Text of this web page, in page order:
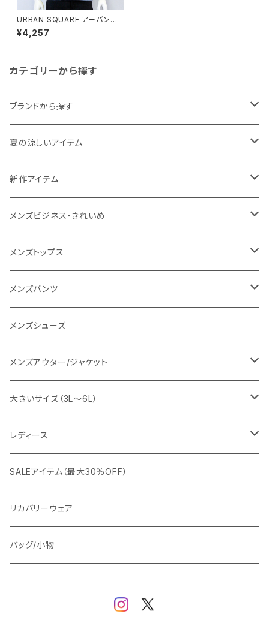
URBAN SQUARE アーバンス
クエア｜接触冷感ポロシャツ｜
遮熱冷感 洗濯機OK イージー
¥4,257
カテゴリーから探す
ブランドから探す
THE NORTH FACE
NANGA
1PIU1UGUALE3 RELAX
go slow caravan
SY32 by SWEET YEARS
URBAN SQUARE
EDWIN
snow peak
G-stage
TETEHOMME
TAION
夏の涼しいアイテム
メンズ
レディース
新作アイテム
メンズ
レディース
メンズビジネス・きれいめ
スーツ
カジュアルセットアップ
スラックス
ワイシャツ
シューズ
フォーマル
Tシャツ/ポロシャツ
メンズトップス
Tシャツ/カットソー
シャツ/ポロシャツ
パーカー/スウェット
ニット
メンズパンツ
デニムパンツ
イージーパンツ
スラックス
メンズシューズ
メンズアウター/ジャケット
ジャケット
カジュアルジャケット
ビジネスジャケット
ブルゾン
コート
マウンテンパーカー/アウトドア
ダウン / 中綿アウター
大きいサイズ（3L～6L）
ビジネス
セットアップ
ワイシャツ
カジュアル
ニット/Tシャツ/カットソー
スウェット/パーカー
アウター
レディース
アウター
トップス（ブラウス/カットソー）
ジャケット
SALEアイテム（最大30％OFF）
リカバリーウェア
バッグ/小物